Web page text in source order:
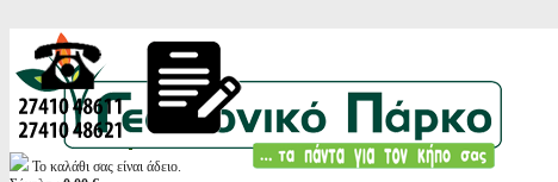
Το καλάθι σας είναι άδειο.